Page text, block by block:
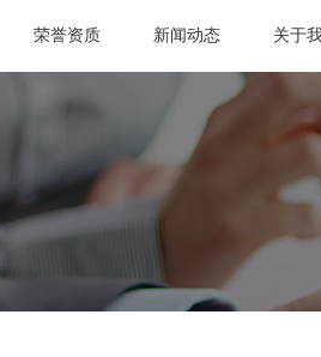
荣誉资质 新闻动态 关于